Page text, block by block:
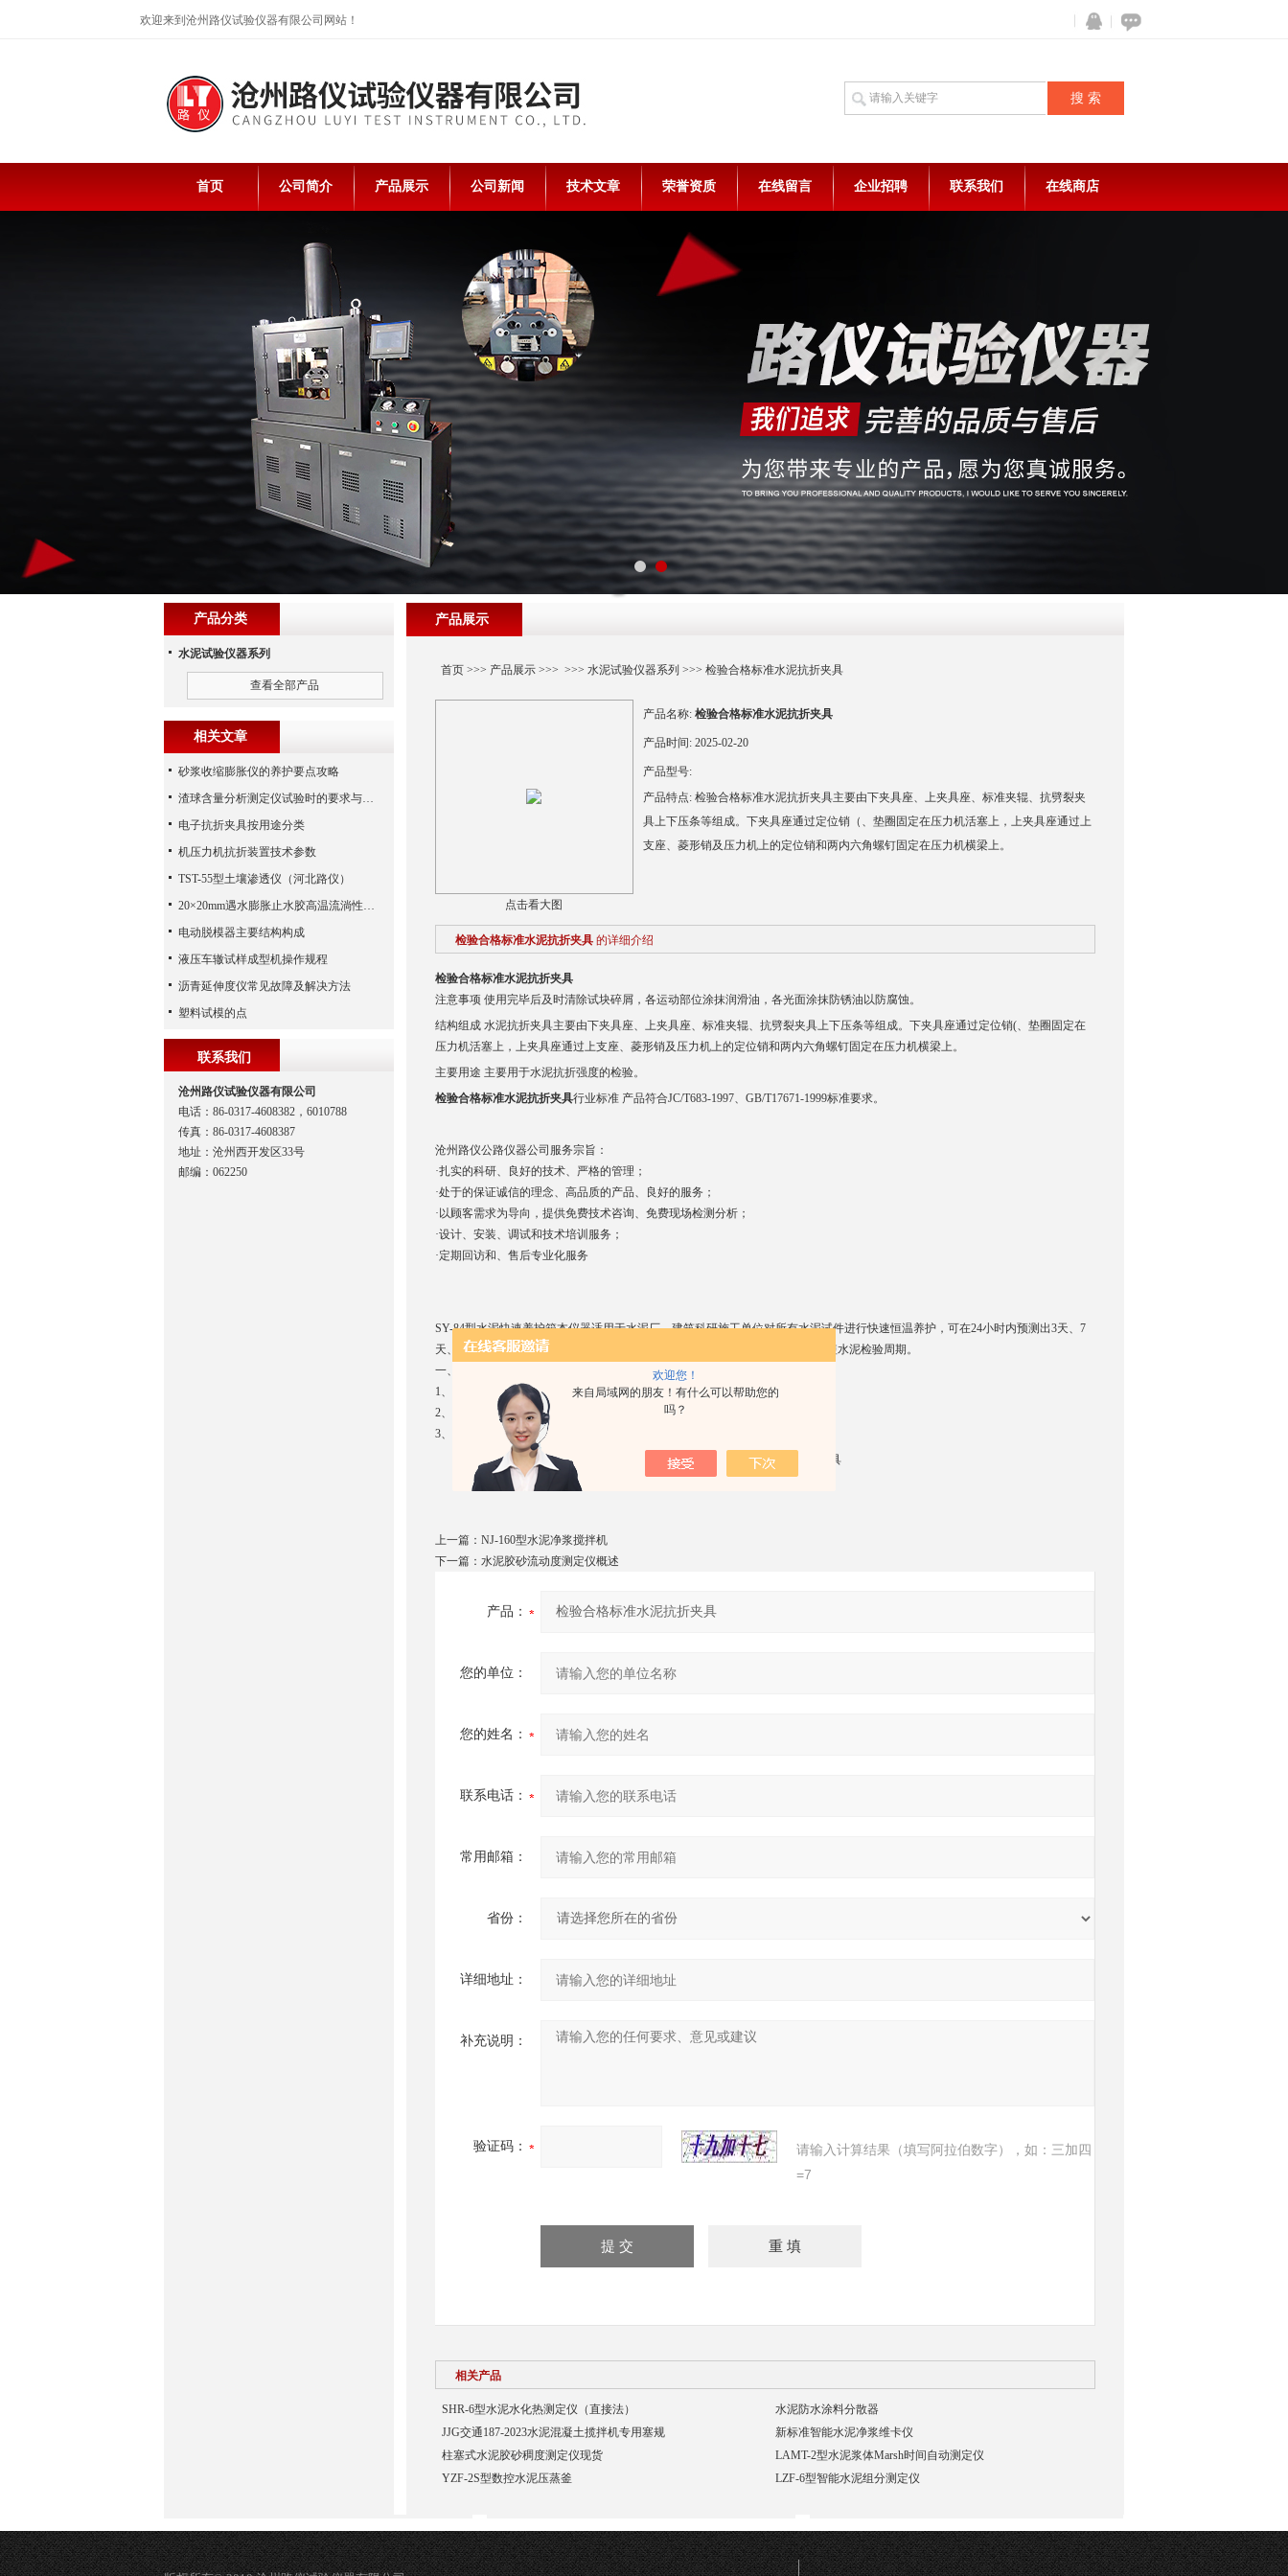
欢迎您！
来自局域网的朋友！有什么可以帮助您的
吗？
欢迎来到沧州路仪试验仪器有限公司网站！
在线咨
QQ
首页 公司简介 产品展示 公司新闻 技术文章 荣誉资质 在线留言 企业招聘 联系我们 在线商店
产品展示
首页>>> 产品展示>>> >>> 水泥试验仪器系列 >>> 检验合格标准水泥抗折夹具
点击看大图
产品名称: 检验合格标准水泥抗折夹具
产品时间: 2025-02-20
产品型号:
产品特点: 检验合格标准水泥抗折夹具主要由下夹具座、上夹具座、标准夹辊、抗劈裂夹
具上下压条等组成。下夹具座通过定位销（、垫圈固定在压力机活塞上，上夹具座通过上
支座、菱形销及压力机上的定位销和两内六角螺钉固定在压力机横梁上。
检验合格标准水泥抗折夹具 的详细介绍
检验合格标准水泥抗折夹具
注意事项 使用完毕后及时清除试块碎屑，各运动部位涂抹润滑油，各光面涂抹防锈油以防腐蚀。
结构组成 水泥抗折夹具主要由下夹具座、上夹具座、标准夹辊、抗劈裂夹具上下压条等组成。下夹具座通过定位销(、垫圈固定在
压力机活塞上，上夹具座通过上支座、菱形销及压力机上的定位销和两内六角螺钉固定在压力机横梁上。
主要用途 主要用于水泥抗折强度的检验。
检验合格标准水泥抗折夹具行业标准 产品符合JC/T683-1997、GB/T17671-1999标准要求。
沧州路仪公路仪器公司服务宗旨：
·扎实的科研、良好的技术、严格的管理；
·处于的保证诚信的理念、高品质的产品、良好的服务；
·以顾客需求为导向，提供免费技术咨询、免费现场检测分析；
·设计、安装、调试和技术培训服务；
·定期回访和、售后专业化服务
SY-84型水泥快速养护箱本仪器适用于水泥厂，建筑科研施工单位对所有水泥试件进行快速恒温养护，可在24小时内预测出3天、7
天、23天龄期（用户根据具体情况确立预测令期）的抗压、抗折试验结果，缩短水泥检验周期。
一、水泥快速养护箱主要技术参数：
1、控温范围：常温-100℃
2、时控范围：0.5-24h
3、U电热管：1000W/220V
上一篇： NJ-160型水泥净浆搅拌机
下一篇： 水泥胶砂流动度测定仪概述
产品：
您的单位：
您的姓名：
联系电话：
常用邮箱：
省份：
详细地址：
补充说明：
验证码：
请输入计算结果（填写阿拉伯数字），如：三加四
=7
相关产品
SHR-6型水泥水化热测定仪（直接法）
水泥防水涂料分散器
JJG交通187-2023水泥混凝土揽拌机专用塞规
新标准智能水泥净浆维卡仪
柱塞式水泥胶砂稠度测定仪现货
LAMT-2型水泥浆体Marsh时间自动测定仪
YZF-2S型数控水泥压蒸釜
LZF-6型智能水泥组分测定仪
产品分类
水泥试验仪器系列
查看全部产品
相关文章
砂浆收缩膨胀仪的养护要点攻略
渣球含量分析测定仪试验时的要求与要点总结
电子抗折夹具按用途分类
机压力机抗折装置技术参数
TST-55型土壤渗透仪（河北路仪）
20×20mm遇水膨胀止水胶高温流淌性试验板下载
电动脱模器主要结构构成
液压车辙试样成型机操作规程
沥青延伸度仪常见故障及解决方法
塑料试模的点
联系我们
沧州路仪试验仪器有限公司
电话：86-0317-4608382，6010788
传真：86-0317-4608387
地址：沧州西开发区33号
邮编：062250